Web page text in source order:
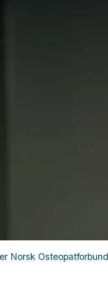
Norsk Osteopatforbund